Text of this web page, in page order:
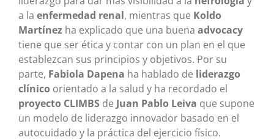
a la enfermedad renal, mientras que Koldo
Martínez ha explicado que una buena advocacy
tiene que ser ética y contar con un plan en el que
establezcan sus principios y objetivos. Por su
parte, Fabiola Dapena ha hablado de liderazgo
clínico orientado a la salud y ha recordado el
proyecto CLIMBS de Juan Pablo Leiva que supone
un modelo de liderazgo innovador basado en el
autocuidado y la práctica del ejercicio físico.